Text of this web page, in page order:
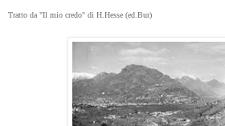
Tratto da "Il mio credo" di H.Hesse (ed.Bur)